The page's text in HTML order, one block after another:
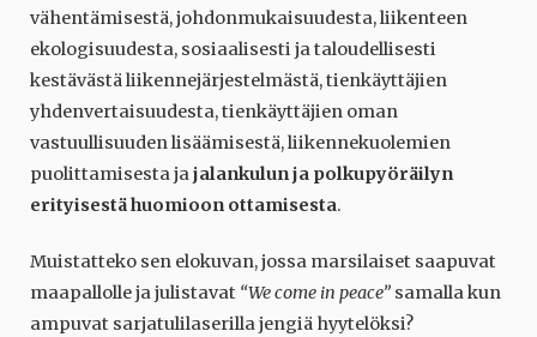
vähentämisestä, johdonmukaisuudesta, liikenteen
ekologisuudesta, sosiaalisesti ja taloudellisesti
kestävästä liikennejärjestelmästä, tienkäyttäjien
yhdenvertaisuudesta, tienkäyttäjien oman
vastuullisuuden lisäämisestä, liikennekuolemien
puolittamisesta jajalankulun ja polkupyöräilyn
erityisestä huomioon ottamisesta.
Muistatteko sen elokuvan, jossa marsilaiset saapuvat
maapallolle ja julistavat “We come in peace” samalla kun
ampuvat sarjatulilaserilla jengiä hyytelöksi?